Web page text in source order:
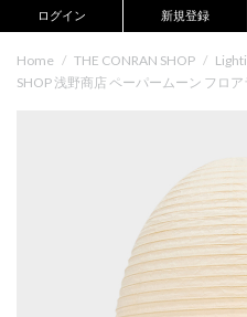
ログイン 新規登録
Home / THE CONRAN SHOP /
SHOP 浅野商店 ペーパームーン フロ